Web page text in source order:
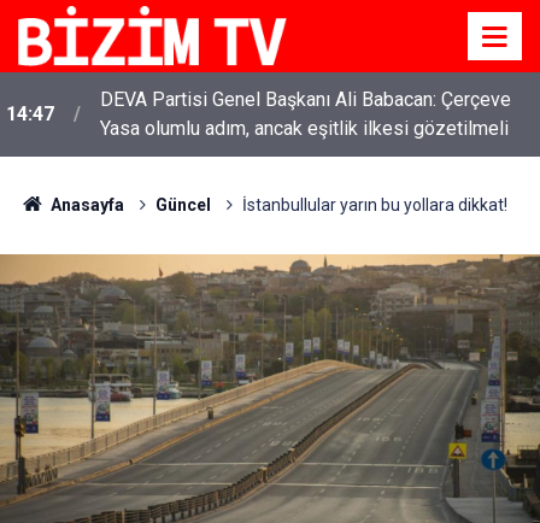
14:47
DEVA Partisi Genel Başkanı Ali Babacan: Çerçeve
Yasa olumlu adım, ancak eşitlik ilkesi gözetilmeli
Anasayfa Güncel İstanbullular yarın bu yollara dikkat!